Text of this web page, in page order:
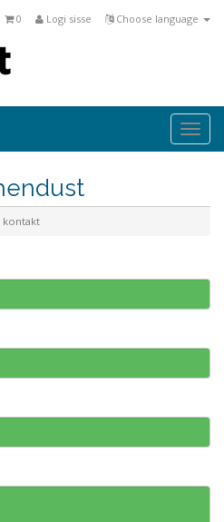
Choose language
Logi sisse
0
kontakt